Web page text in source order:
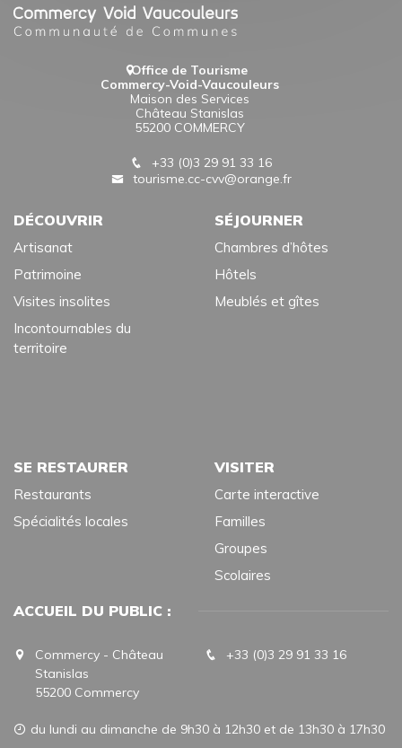
Office de Tourisme
Commercy-Void-Vaucouleurs
Maison des Services
Château Stanislas
55200 COMMERCY
+33 (0)3 29 91 33 16
tourisme.cc-cvv@orange.fr
DÉCOUVRIR
Artisanat
Patrimoine
Visites insolites
Incontournables du
territoire
SÉJOURNER
Chambres d’hôtes
Hôtels
Meublés et gîtes
SE RESTAURER
Restaurants
Spécialités locales
VISITER
Carte interactive
Familles
Groupes
Scolaires
ACCUEIL DU PUBLIC :
Commercy - Château
Stanislas
55200 Commercy
+33 (0)3 29 91 33 16
du lundi au dimanche de 9h30 à 12h30 et de 13h30 à 17h30